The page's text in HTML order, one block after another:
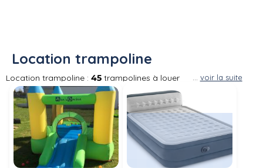
Location trampoline
Location trampoline : 45 trampolines à louer
entre particuliers Avoir un trampoline dans son
jardin avec des accessoires de trampoline est
le désir de chaque enfant, pour les beaux
jours, optez pour la location de trampoline.
Pour la sécurité, il est recommandé de choisir
la location d’un trampoline à filet ou un
trampoline enfant, pour les enfants de bas
âge. La location de trampoline entre
voir la suite